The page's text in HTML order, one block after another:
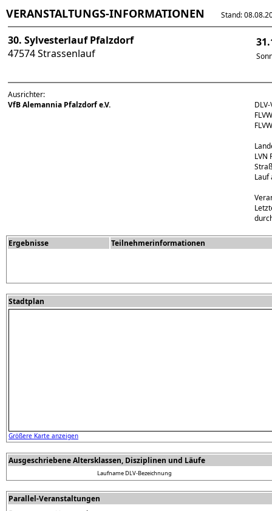
VERANSTALTUNGS-INFORMATIONEN Stand:
30. Sylvesterlauf Pfalzdorf
47574 Strassenlauf
Ausrichter:
VfB Alemannia Pfalzdorf e.V.
LVN
Lauf
Ergebnisse Teilnehmerinformationen
Stadtplan
Größere Karte anzeigen
Ausgeschriebene Altersklassen, Disziplinen und Läufe
LaufnameDLV-Bezeichnung
Parallel-Veranstaltungen